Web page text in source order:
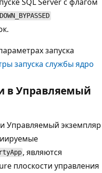
запуска
запуска службы ядро
в Управляемый
Управляемый экземпляр
, являются
плоскости управления